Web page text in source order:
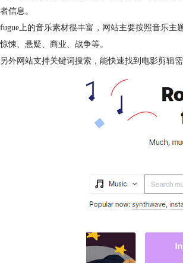
者信息。
fugue上的音乐素材很丰富，网站主要按照音乐主
惊悚、悬疑、商业、战争等。
另外网站支持关键词搜索，能快速找到电影剪辑需